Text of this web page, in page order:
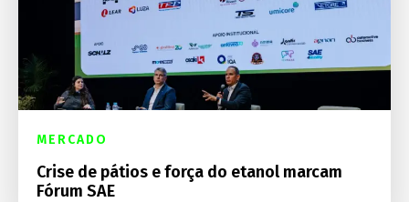
MERCADO
Crise de pátios e força do etanol marcam
Fórum SAE